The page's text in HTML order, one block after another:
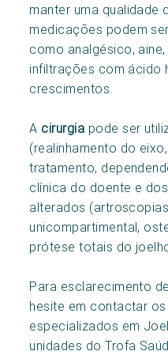
manter uma qualidade
medicações podem
como analgésico,
infiltrações com ácido
crescimentos.
A cirurgia pode ser
(realinhamento do
tratamento,
clínica do doente e
alterados
unicompartimental,
prótese totais do
Para esclarecimento
hesite em contactar
especializados em
unidades do Trofa